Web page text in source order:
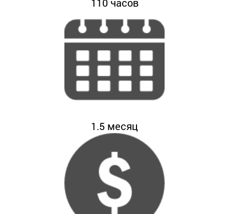
1.5 месяц